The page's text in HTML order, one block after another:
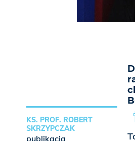
KS. PROF. ROBERT
SKRZYPCZAK
publikacja